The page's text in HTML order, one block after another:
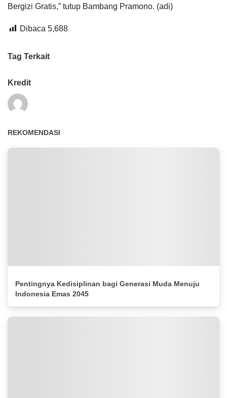
Bergizi Gratis,” tutup Bambang Pramono. (adi)
Dibaca 5,688
Tag Terkait
Kredit
REKOMENDASI
Pentingnya Kedisiplinan bagi Generasi Muda Menuju
Indonesia Emas 2045